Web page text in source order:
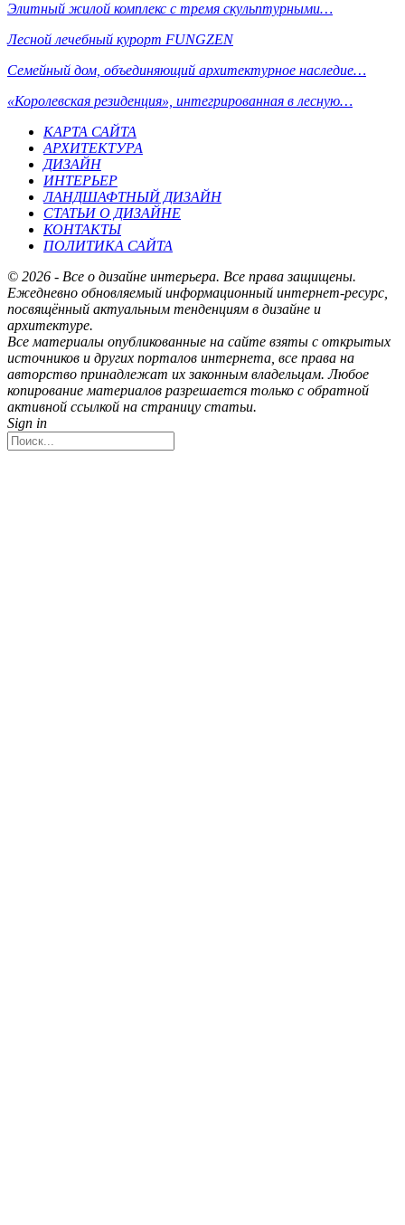
Элитный жилой комплекс с тремя скульптурными…
Лесной лечебный курорт FUNGZEN
Семейный дом, объединяющий архитектурное наследие…
«Королевская резиденция», интегрированная в лесную…
КАРТА САЙТА
АРХИТЕКТУРА
ДИЗАЙН
ИНТЕРЬЕР
ЛАНДШАФТНЫЙ ДИЗАЙН
СТАТЬИ О ДИЗАЙНЕ
КОНТАКТЫ
ПОЛИТИКА САЙТА
© 2026 - Все о дизайне интерьера. Все права защищены.
Ежедневно обновляемый информационный интернет-ресурс,
посвящённый актуальным тенденциям в дизайне и
архитектуре.
Все материалы опубликованные на сайте взяты с открытых
источников и других порталов интернета, все права на
авторство принадлежат их законным владельцам. Любое
копирование материалов разрешается только с обратной
активной ссылкой на страницу статьи.
Sign in